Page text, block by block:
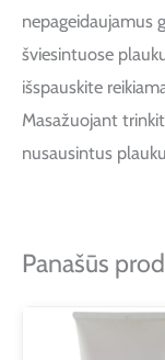
nepageidaujamus
šviesintuose
išspauskite
Masažuojant
nusausintus
Panašūs